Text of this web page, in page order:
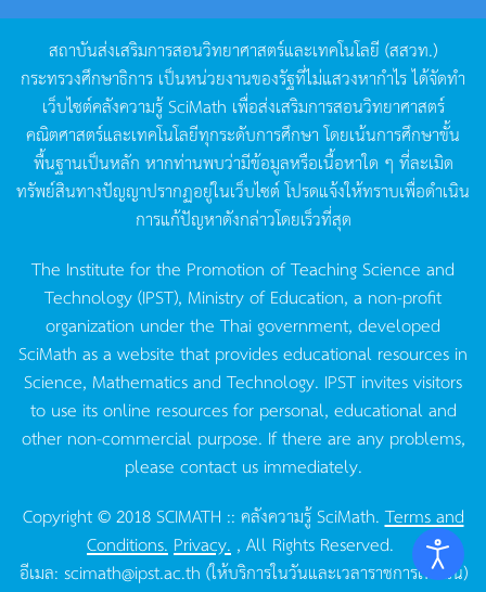
สถาบันส่งเสริมการสอนวิทยาศาสตร์และเทคโนโลยี (สสวท.)
กระทรวงศึกษาธิการ เป็นหน่วยงานของรัฐที่ไม่แสวงหากำไรได้จัดทำ
เว็บไซต์คลังความรู้SciMath เพื่อส่งเสริมการสอนวิทยาศาสตร์
คณิตศาสตร์และเทคโนโลยีทุกระดับการศึกษา โดยเน้นการศึกษาขั้น
พื้นฐานเป็นหลัก หากท่านพบว่ามีข้อมูลหรือเนื้อหาใด ๆ ที่ละเมิด
ทรัพย์สินทางปัญญาปรากฏอยู่ในเว็บไซต์โปรดแจ้งให้ทราบเพื่อดำเนิน
การแก้ปัญหาดังกล่าวโดยเร็วที่สุด
The Institute for the Promotion of Teaching Science and
Technology (IPST), Ministry of Education, a non-profit
organization under the Thai government, developed
SciMath as a website that provides educational resources in
Science, Mathematics and Technology. IPST invites visitors
to use its online resources for personal, educational and
other non-commercial purpose. If there are any problems,
please contact us immediately.
Copyright © 2018 SCIMATH :: คลังความรู้ SciMath.Terms and
Conditions. Privacy. , All Rights Reserved.
อีเมล: scimath@ipst.ac.th (ให้บริการในวันและเวลาราชการเท่านั้น)